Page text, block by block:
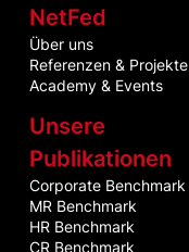
NetFed
Über uns
Referenzen & Projekte
Academy & Events
Unsere
Publikationen
Corporate Benchmark
MR Benchmark
HR Benchmark
CR Benchmark